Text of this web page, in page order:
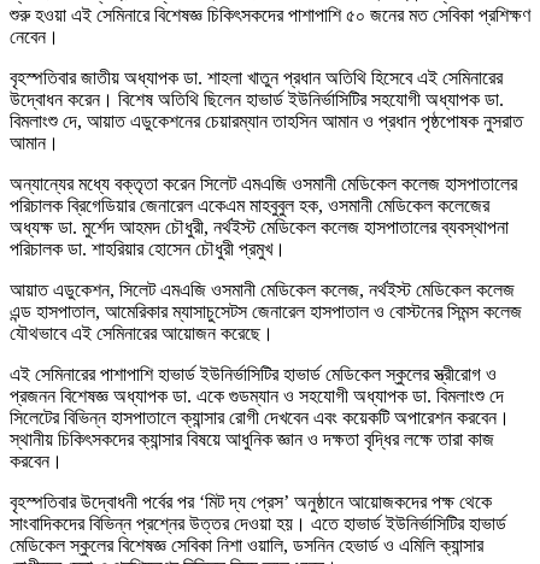
শুরু হওয়া এই সেমিনারে বিশেষজ্ঞ চিকিৎসকদের পাশাপাশি ৫০ জনের মত সেবিকা প্রশিক্ষণ
নেবেন।
বৃহস্পতিবার জাতীয় অধ্যাপক ডা. শাহলা খাতুন প্রধান অতিথি হিসেবে এই সেমিনারের
উদ্বোধন করেন। বিশেষ অতিথি ছিলেন হাভার্ড ইউনির্ভাসিটির সহযোগী অধ্যাপক ডা.
বিমলাংশু দে, আয়াত এডুকেশনের চেয়ারম্যান তাহসিন আমান ও প্রধান পৃষ্ঠপোষক নুসরাত
আমান।
অন্যান্যের মধ্যে বক্তৃতা করেন সিলেট এমএজি ওসমানী মেডিকেল কলেজ হাসপাতালের
পরিচালক ব্রিগেডিয়ার জেনারেল একেএম মাহবুবুল হক, ওসমানী মেডিকেল কলেজের
অধ্যক্ষ ডা. মুর্শেদ আহমদ চৌধুরী, নর্থইস্ট মেডিকেল কলেজ হাসপাতালের ব্যবস্থাপনা
পরিচালক ডা. শাহরিয়ার হোসেন চৌধুরী প্রমুখ।
আয়াত এডুকেশন, সিলেট এমএজি ওসমানী মেডিকেল কলেজ, নর্থইস্ট মেডিকেল কলেজ
এন্ড হাসপাতাল, আমেরিকার ম্যাসাচুসেটস জেনারেল হাসপাতাল ও বোস্টনের সিমন্স কলেজ
যৌথভাবে এই সেমিনারের আয়োজন করেছে।
এই সেমিনারের পাশাপাশি হাভার্ড ইউনির্ভাসিটির হাভার্ড মেডিকেল স্কুলের স্ত্রীরোগ ও
প্রজনন বিশেষজ্ঞ অধ্যাপক ডা. একে গুডম্যান ও সহযোগী অধ্যাপক ডা. বিমলাংশু দে
সিলেটের বিভিন্ন হাসপাতালে ক্যান্সার রোগী দেখবেন এবং কয়েকটি অপারেশন করবেন।
স্থানীয় চিকিৎসকদের ক্যান্সার বিষয়ে আধুনিক জ্ঞান ও দক্ষতা বৃদ্ধির লক্ষে তারা কাজ
করবেন।
বৃহস্পতিবার উদ্বোধনী পর্বের পর ‘মিট দ্য প্রেস’ অনুষ্ঠানে আয়োজকদের পক্ষ থেকে
সাংবাদিকদের বিভিন্ন প্রশ্নের উত্তর দেওয়া হয়। এতে হাভার্ড ইউনির্ভাসিটির হাভার্ড
মেডিকেল স্কুলের বিশেষজ্ঞ সেবিকা নিশা ওয়ালি, ডসনিন হেভার্ড ও এমিলি ক্যান্সার